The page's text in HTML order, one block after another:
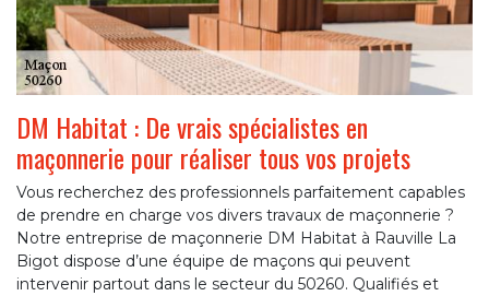
DM Habitat : De vrais spécialistes en
maçonnerie pour réaliser tous vos projets
Vous recherchez des professionnels parfaitement capables
de prendre en charge vos divers travaux de maçonnerie ?
Notre entreprise de maçonnerie DM Habitat à Rauville La
Bigot dispose d’une équipe de maçons qui peuvent
intervenir partout dans le secteur du 50260. Qualifiés et